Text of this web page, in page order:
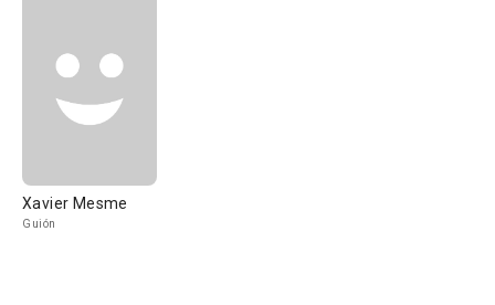
Xavier Mesme
Guión